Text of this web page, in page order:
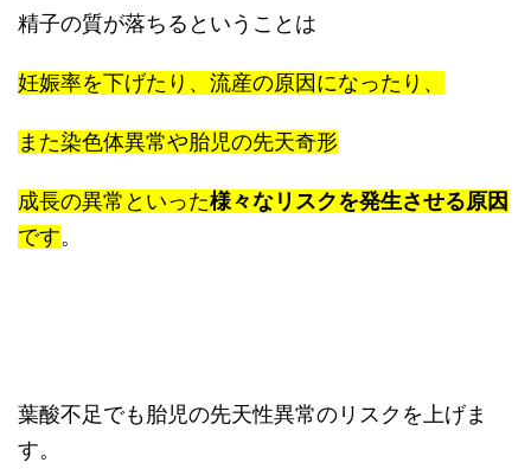
精子の質が落ちるということは
妊娠率を下げたり、流産の原因になったり、
また染色体異常や胎児の先天奇形
成長の異常といった様々なリスクを発生させる原因
です。
葉酸不足でも胎児の先天性異常のリスクを上げま
す。